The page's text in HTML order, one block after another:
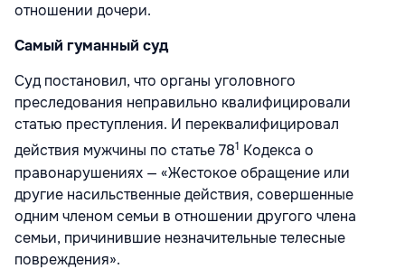
отношении дочери.
Самый гуманный суд
Суд постановил, что органы уголовного
преследования неправильно квалифицировали
статью преступления. И переквалифицировал
действия мужчины по статье 781 Кодекса о
правонарушениях — «Жестокое обращение или
другие насильственные действия, совершенные
одним членом семьи в отношении другого члена
семьи, причинившие незначительные телесные
повреждения».